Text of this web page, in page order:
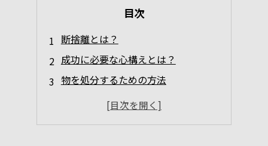
目次
断捨離とは？
成功に必要な心構えとは？
物を処分するための方法
断捨離後の心地よさを保つために